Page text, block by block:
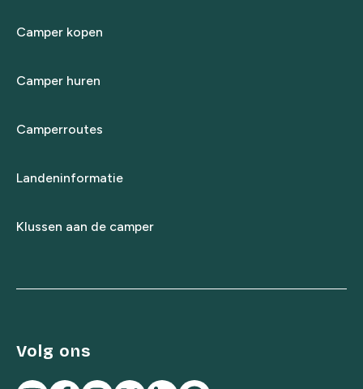
Camper kopen
Camper huren
Camperroutes
Landeninformatie
Klussen aan de camper
Volg ons